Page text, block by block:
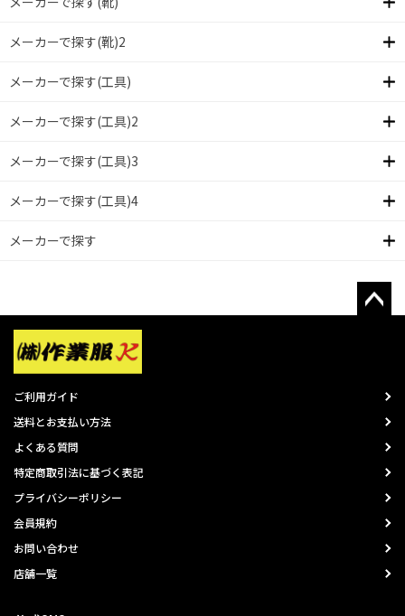
メーカーで探す(靴)2
メーカーで探す(工具)
メーカーで探す(工具)2
メーカーで探す(工具)3
メーカーで探す(工具)4
メーカーで探す
ご利用ガイド
送料とお支払い方法
よくある質問
特定商取引法に基づく表記
プライバシーポリシー
会員規約
お問い合わせ
店舗一覧